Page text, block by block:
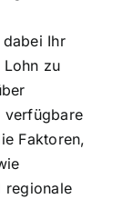
Ihr
zu
verfügbare
Faktoren,
regionale